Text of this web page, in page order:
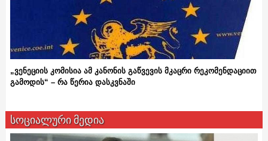
„ვენეციის კომისია ამ კანონის გაწვევის მკაცრი რეკომენდაციით
გამოდის“ – რა წერია დასკვნაში
სოციალური მედია